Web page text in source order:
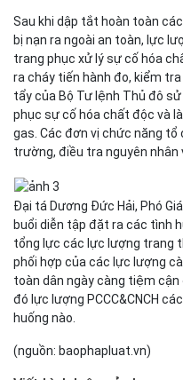
Sau khi dập tắt hoàn toàn
bị nạn ra ngoài an toàn, lực
trang phục xử lý sự cố hóa
ra cháy tiến hành đo, kiểm
tẩy của Bộ Tư lệnh Thủ đô
phục sự cố hóa chất độc và
gas. Các đơn vị chức năng
trường, điều tra nguyên nhân
Đại tá Dương Đức Hải, Phó
buổi diễn tập đặt ra các tình
tổng lực các lực lượng trang
phối hợp của các lực lượng
toàn dân ngày càng tiệm cận
đó lực lượng PCCC&CNCH
huống nào.
(nguồn: baophapluat.vn)